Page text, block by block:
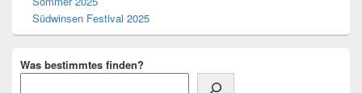
Südwinsen Festival 2025
Was bestimmtes finden?